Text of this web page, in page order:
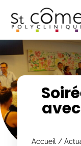
Accueil /